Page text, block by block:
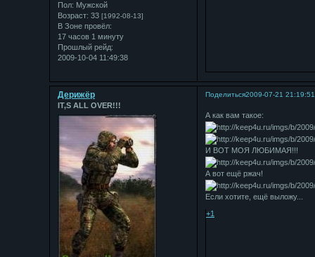
Пол: Мужской
Возраст: 33 [1992-08-13]
В Зоне провёл:
17 часов 1 минуту
Прошлый рейд:
2009-10-04 11:49:38
Поделиться2009-07-21 21:19:51
Дерижёр
IT,S ALL OVER!!!
А как вам такое:
И ВОТ МОЯ ЛЮБИМАЯ!!!
А вот ещё ржач!
Если хотите, ещё выложу...
+1